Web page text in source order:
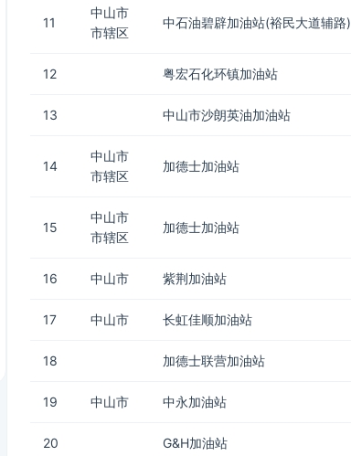
11
中山市
市辖区
中石油碧辟加油站(裕民大道辅路)
12 粤宏石化环镇加油站
13 中山市沙朗英油加油站
14
中山市
市辖区
加德士加油站
15
中山市
市辖区
加德士加油站
16 中山市 紫荆加油站
17 中山市 长虹佳顺加油站
18 加德士联营加油站
19 中山市 中永加油站
20 G&H加油站